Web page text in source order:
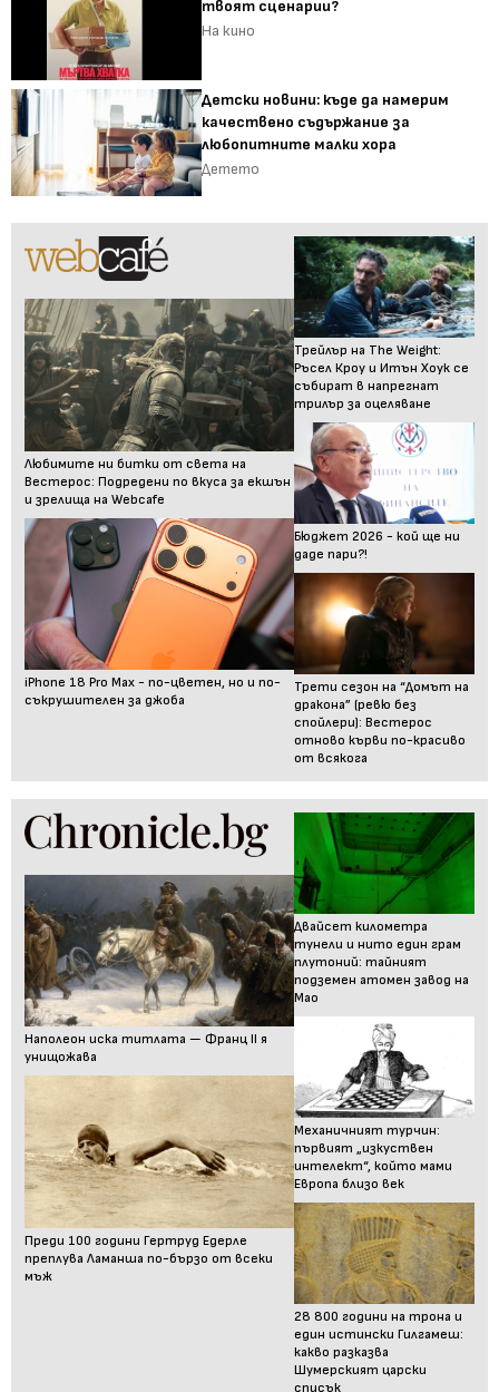
твоят сценарии?
На кино
Детски новини: къде да намерим
качествено съдържание за
любопитните малки хора
Детето
Любимите ни битки от света на
Вестерос: Подредени по вкуса за екшън
и зрелища на Webcafe
iPhone 18 Pro Max - по-цветен, но и по-
съкрушителен за джоба
Трейлър на The Weight:
Ръсел Кроу и Итън Хоук се
събират в напрегнат
трилър за оцеляване
Бюджет 2026 - кой ще ни
даде пари?!
Трети сезон на “Домът на
дракона” (ревю без
спойлери): Вестерос
отново кърви по-красиво
от всякога
Наполеон иска титлата — Франц II я
унищожава
Преди 100 години Гертруд Едерле
преплува Ламанша по-бързо от всеки
мъж
Двайсет километра
тунели и нито един грам
плутоний: тайният
подземен атомен завод на
Мао
Механичният турчин:
първият „изкуствен
интелект“, който мами
Европа близо век
28 800 години на трона и
един истински Гилгамеш:
какво разказва
Шумерският царски
списък